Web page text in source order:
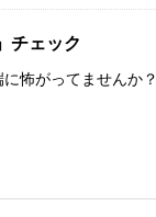
チェック
怖がってませんか？